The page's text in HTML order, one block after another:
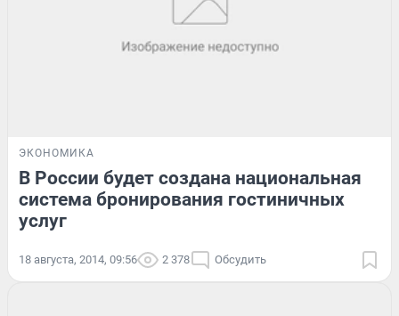
ЭКОНОМИКА
В России будет создана национальная
система бронирования гостиничных
услуг
18 августа, 2014, 09:56 2 378 Обсудить